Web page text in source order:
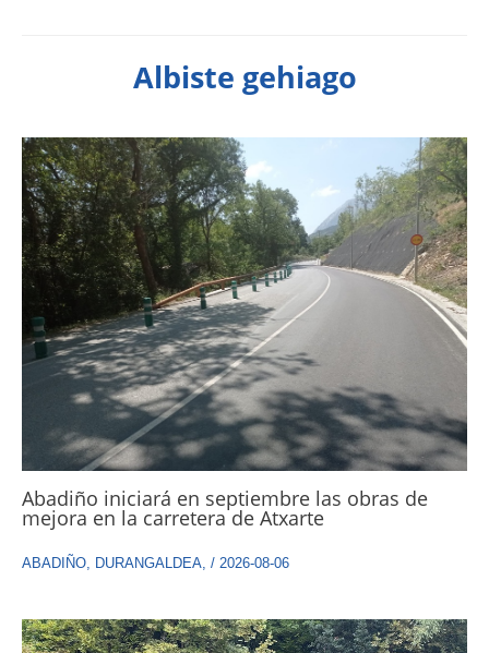
Albiste gehiago
Abadiño iniciará en septiembre las obras de
mejora en la carretera de Atxarte
ABADIÑO, DURANGALDEA, / 2026-08-06